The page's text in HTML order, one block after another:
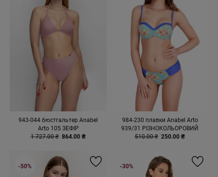
943-044 бюстгальтер Anabel
Arto 105 ЗЕФІР
1 727.00 ₴ 864.00 ₴
984-230 плавки Anabel Arto
939/31 РІЗНОКОЛЬОРОВИЙ
510.00 ₴ 250.00 ₴
-50% -30%